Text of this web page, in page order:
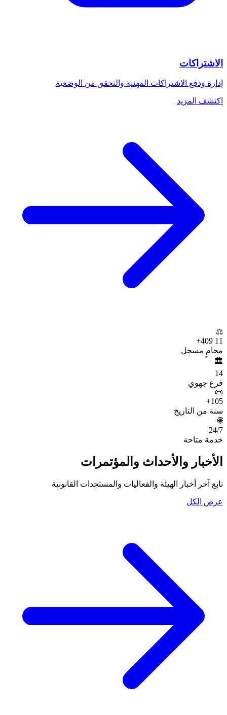
الاشتراكات
إدارة ودفع الاشتراكات المهنية والتحقق من الوضعية
اكتشف المزيد
⚖️
11 409
+
محامٍ مسجل
🏛️
14
فرع جهوي
📜
105
+
سنة من التاريخ
🌐
24/7
خدمة متاحة
الأخبار والأحداث والمؤتمرات
تابع آخر أخبار الهيئة والفعاليات والمستجدات القانونية
عرض الكل